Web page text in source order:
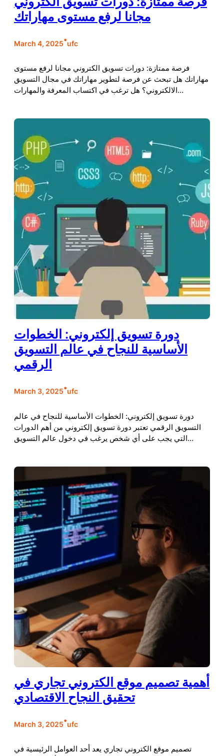
مجانا لرفع مستوى مهاراتك
March 4, 2025•ufc
فرصة ممتازة: دورات تسويق الكتروني مجانا لرفع مستوى
مهاراتك هل تبحث عن فرصة لتطوير مهاراتك في مجال التسويق
الالكتروني؟ هل ترغب في اكتساب المعرفة والمهارات…
دورة تسويق إلكتروني: الخطوات
الأساسية للنجاح في عالم التسويق
الرقمي
March 3, 2025•ufc
دورة تسويق إلكتروني: الخطوات الأساسية للنجاح في عالم
التسويق الرقمي تعتبر دورة تسويق إلكتروني من أهم الدورات
التي يجب على أي شخص يرغب في دخول عالم التسويق…
أهمية تصميم موقع الكتروني تجاري في
تحقيق النجاح الاقتصادي
March 3, 2025•ufc
تصميم موقع الكتروني تجاري يعد أحد العوامل الرئيسية في